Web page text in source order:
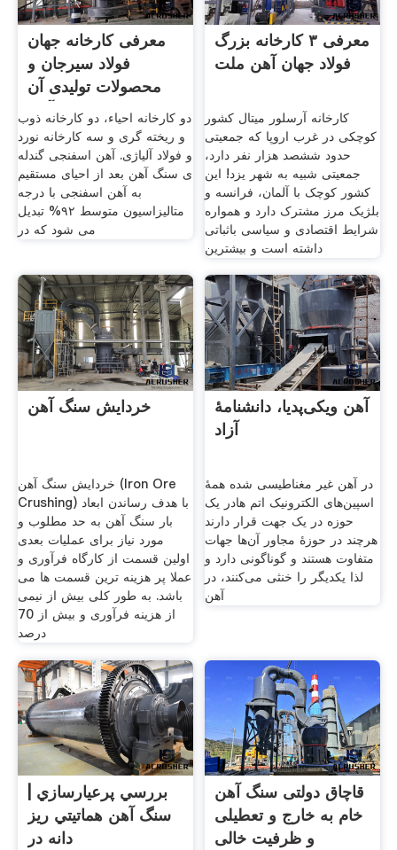
معرفی کارخانه جهان
فولاد سیرجان و
محصولات تولیدی آن
آهن
دو کارخانه احیاء، دو کارخانه ذوب
و ریخته گری و سه کارخانه نورد
و فولاد آلیاژی. آهن اسفنجی گندله
ی سنگ آهن بعد از احیای مستقیم
به آهن اسفنجی با درجه
متالیزاسیون متوسط ۹۲% تبدیل
می شود که در
معرفی ۳ کارخانه بزرگ
فولاد جهان آهن ملت
کارخانه آرسلور میتال کشور
کوچکی در غرب اروپا که جمعیتی
حدود ششصد هزار نفر دارد،
جمعیتی شبیه به شهر یزد! این
کشور کوچک با آلمان، فرانسه و
بلژیک مرز مشترک دارد و همواره
شرایط اقتصادی و سیاسی باثباتی
داشته است و بیشترین
خردایش سنگ آهن
خردایش سنگ آهن (Iron Ore
Crushing) با هدف رساندن ابعاد
بار سنگ آهن به حد مطلوب و
مورد نیاز برای عملیات بعدی
اولین قسمت از کارگاه فرآوری و
عملا پر هزینه ترین قسمت ها می
باشد. به طور کلی بیش از نیمی
از هزینه فرآوری و بیش از 70
درصد
آهن ویکی‌پدیا، دانشنامهٔ
آزاد
در آهن غیر مغناطیسی شده همهٔ
اسپین‌های الکترونیک اتم هادر یک
حوزه در یک جهت قرار دارند
هرچند در حوزهٔ مجاور آن‌ها جهات
متفاوت هستند و گوناگونی دارد و
لذا یکدیگر را خنثی می‌کنند، در
آهن
سنگ آهن هماتيتي ريز
دانه در
قاچاق دولتی سنگ آهن
خام به خارج و تعطیلی
و ظرفیت خالی